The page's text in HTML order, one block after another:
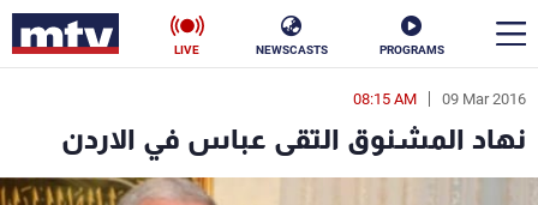
PROGRAMS
NEWSCASTS
LIVE
09 Mar 2016
08:15 AM
نهاد المشنوق التقى عباس في الاردن
en
الأخبار